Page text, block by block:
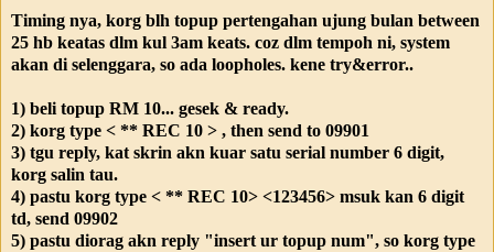
Timing nya, korg blh topup pertengahan ujung bulan between
25 hb keatas dlm kul 3am keats. coz dlm tempoh ni, system
akan di selenggara, so ada loopholes. kene try&error..
1) beli topup RM 10... gesek & ready.
2) korg type < ** REC 10 > , then send to 09901
3) tgu reply, kat skrin akn kuar satu serial number 6 digit,
korg salin tau.
4) pastu korg type < ** REC 10> <123456> msuk kan 6 digit
td, send 09902
5) pastu diorag akn reply "insert ur topup num", so korg type